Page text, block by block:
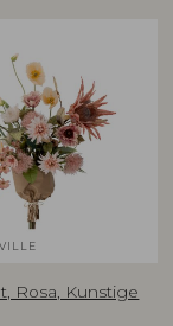
Rosa, Kunstige